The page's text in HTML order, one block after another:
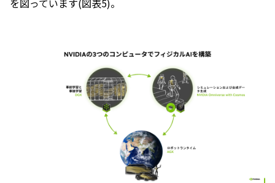
を図っています(図表5)。